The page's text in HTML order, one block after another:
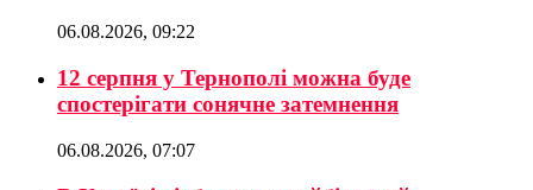
06.08.2026, 09:22
12 серпня у Тернополі можна буде
спостерігати сонячне затемнення
06.08.2026, 07:07